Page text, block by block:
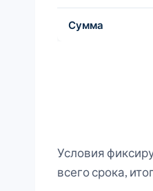
Сумма
Условия
всего срока,